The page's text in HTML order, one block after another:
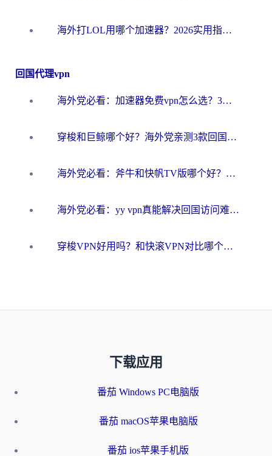
海外打LOL用哪个加速器？2026实用指南：从延迟到设备适配，一篇解决你的国服游戏痛点
回国代理vpn
海外党必看：加速器免费vpn怎么选？3步教你无缝访问国内资源
穿梭和巨鲸哪个好？海外党亲测3款回国加速器，教你避开90%的坑
海外党必看：斧牛和快帆TV版哪个好？3分钟选对回国加速器，无缝刷B站、追热剧
海外党必看：yy vpn真能解决回国访问难题？附云极initap测评+免费方案对比
穿梭VPN好用吗？和快滚VPN对比哪个回国效果更好？海外党选回国加速器必看指南
下载应用
番茄 Windows PC电脑版
番茄 macOS苹果电脑版
番茄 ios苹果手机版